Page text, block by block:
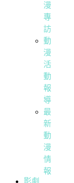
漫
專
訪
動
漫
活
動
報
導
最
新
動
漫
情
報
影劇